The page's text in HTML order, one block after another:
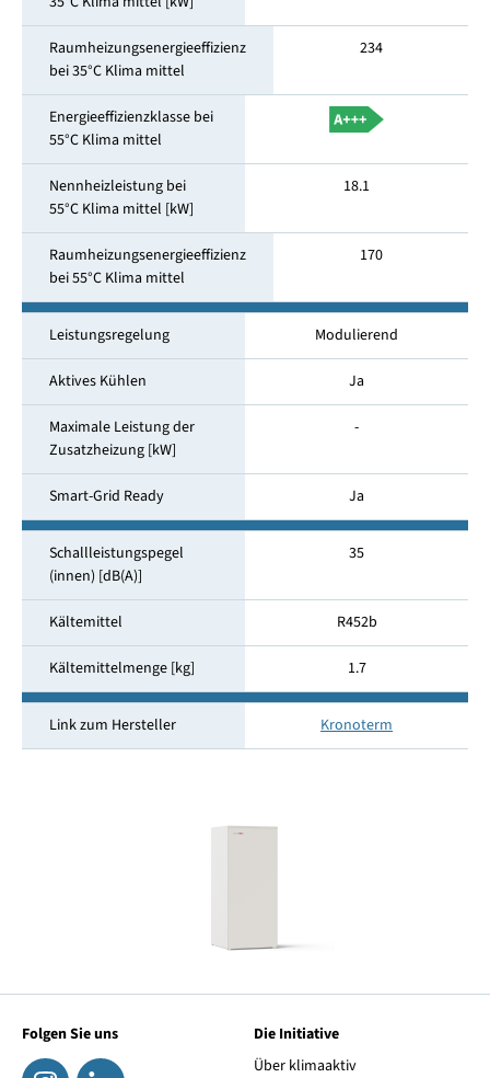
Raumheizungsenergieeffizienz
bei 35°C Klima mittel
234
Energieeffizienzklasse bei
55°C Klima mittel
Nennheizleistung bei
55°C Klima mittel [kW]
18.1
Raumheizungsenergieeffizienz
bei 55°C Klima mittel
170
Leistungsregelung Modulierend
Aktives Kühlen Ja
Maximale Leistung der
Zusatzheizung [kW]
-
Smart-Grid Ready Ja
Schallleistungspegel
(innen) [dB(A)]
35
Kältemittel R452b
Kältemittelmenge [kg] 1.7
Link zum Hersteller Kronoterm
Folgen Sie uns
Die Initiative
Über klimaaktiv